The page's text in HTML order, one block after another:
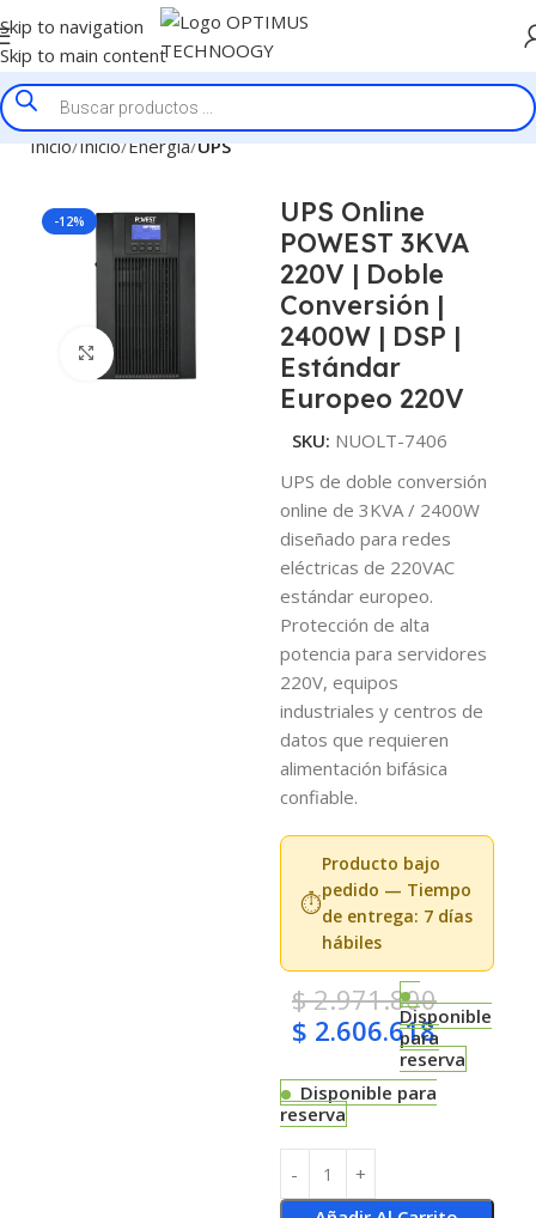
Skip to navigation
Skip to main content
Inicio Inicio Energía UPS
-12%
Click to enlarge
UPS Online
POWEST 3KVA
220V | Doble
Conversión |
2400W | DSP |
Estándar
Europeo 220V
SKU: NUOLT-7406
UPS de doble conversión
online de 3KVA / 2400W
diseñado para redes
eléctricas de 220VAC
estándar europeo.
Protección de alta
potencia para servidores
220V, equipos
industriales y centros de
datos que requieren
alimentación bifásica
confiable.
⏱️
Producto bajo
pedido — Tiempo
de entrega: 7 días
hábiles
$2.971.800
$ 2.606.618Disponible
para
reserva
Disponible para
reserva